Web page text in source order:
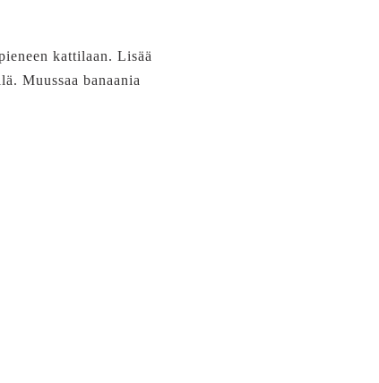
kattilaan. Lisää
Muussaa banaania